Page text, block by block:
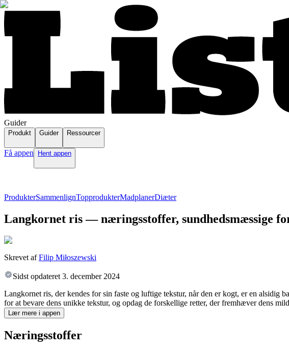
Guider
Produkt Guider Ressourcer
Få appen Hent appen
ProdukterSammenlignTopprodukterMadplanerDiæter
Langkornet ris — næringsstoffer, sundhedsmæssige
Skrevet af Filip Miłoszewski
Sidst opdateret 3. december 2024
Langkornet ris, der kendes for sin faste og luftige tekstur, når den er kogt, er en
for at bevare dens unikke tekstur, og opdag de forskellige retter, der fremhæver dens
Lær mere i appen
Næringsstoffer